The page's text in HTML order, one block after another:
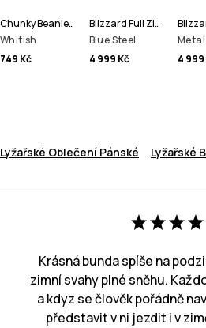
Chunky Beanie čepice
Whitish
749 Kč
Blizzard Full Zip Bunda na Snowboard Pánské
Blue Steel
4 999 Kč
4 999
Lyžařské Oblečení Pánské Lyžařské
Krásná bunda spíše na
zimní svahy plné sněhu.
a kdyz se člověk pořádně
představit v ni jezdit i v